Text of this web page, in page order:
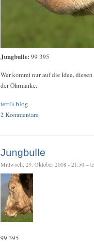
Jungbulle: 99 395
Wer kommt nur auf die Idee,
der Ohrmarke.
tetti's blog
2 Kommentare
Jungbulle
Mittwoch, 29. Oktober 2008 - 21:50 –
99 395